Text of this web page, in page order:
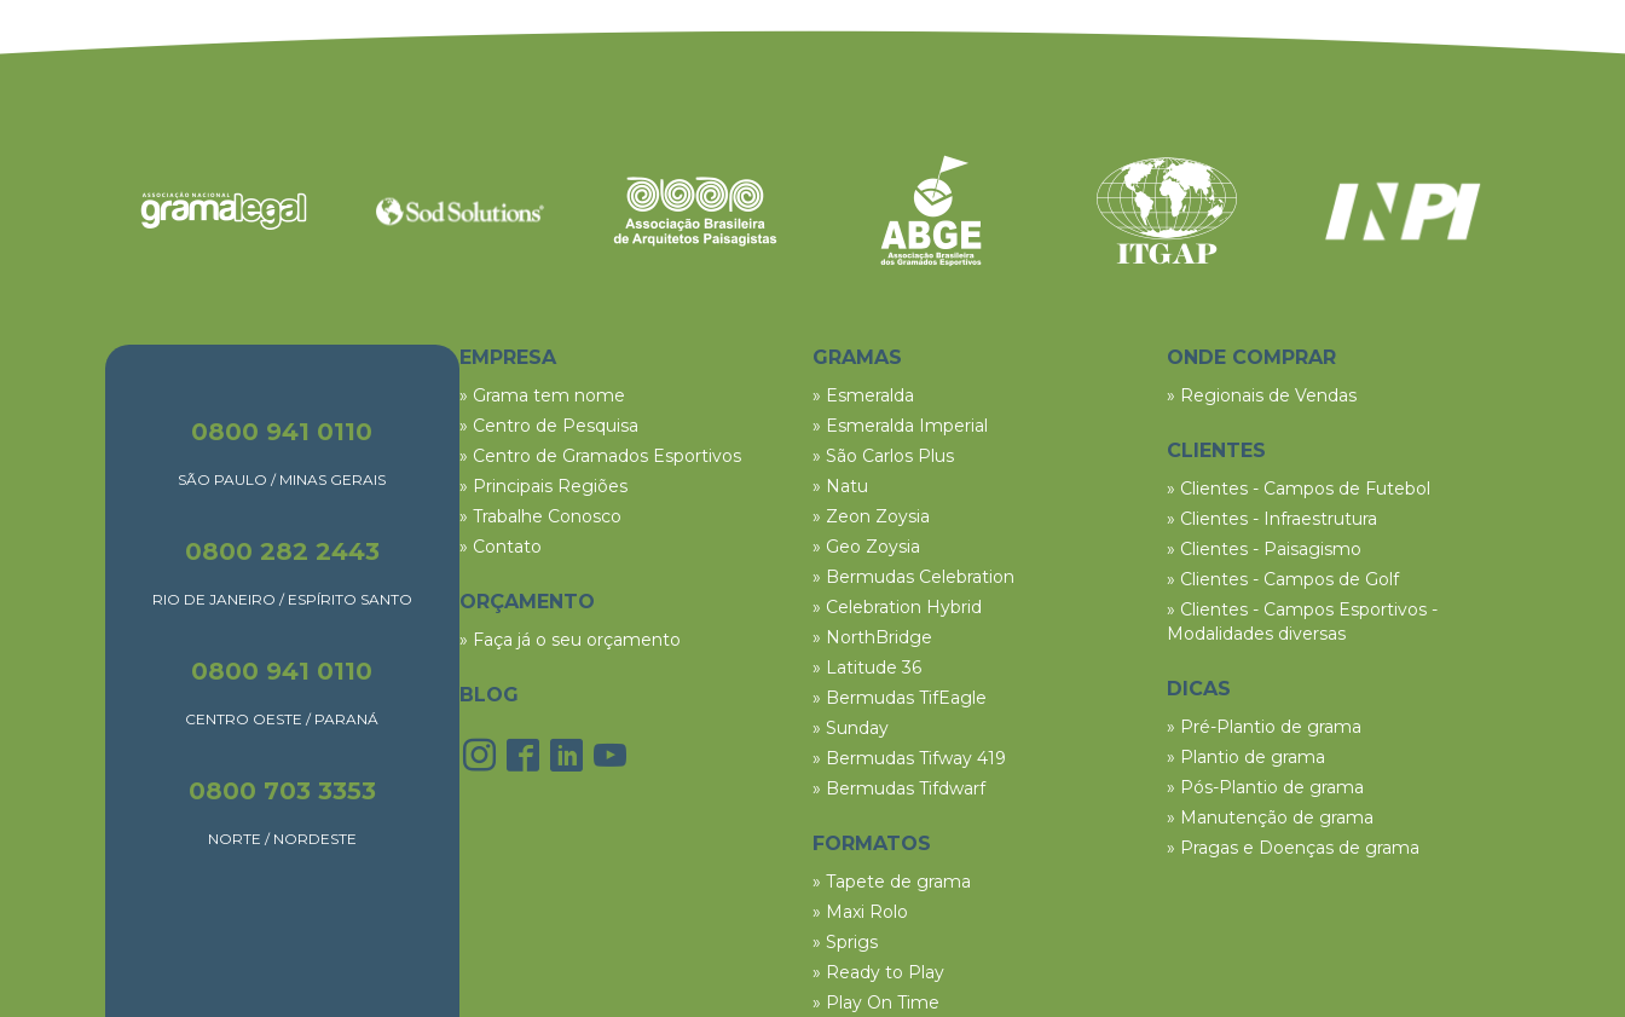
0800 941 0110
SÃO PAULO / MINAS GERAIS
0800 282 2443
RIO DE JANEIRO / ESPÍRITO SANTO
0800 941 0110
CENTRO OESTE / PARANÁ
0800 703 3353
NORTE / NORDESTE
EMPRESA
» Grama tem nome
» Centro de Pesquisa
» Centro de Gramados Esportivos
» Principais Regiões
» Trabalhe Conosco
» Contato
ORÇAMENTO
» Faça já o seu orçamento
BLOG
GRAMAS
» Esmeralda
» Esmeralda Imperial
» São Carlos Plus
» Natu
» Zeon Zoysia
» Geo Zoysia
» Bermudas Celebration
» Celebration Hybrid
» NorthBridge
» Latitude 36
» Bermudas TifEagle
» Sunday
» Bermudas Tifway 419
» Bermudas Tifdwarf
FORMATOS
» Tapete de grama
» Maxi Rolo
» Sprigs
» Ready to Play
» Play On Time
ONDE COMPRAR
» Regionais de Vendas
CLIENTES
» Clientes - Campos de Futebol
» Clientes - Infraestrutura
» Clientes - Paisagismo
» Clientes - Campos de Golf
» Clientes - Campos Esportivos -
Modalidades diversas
DICAS
» Pré-Plantio de grama
» Plantio de grama
» Pós-Plantio de grama
» Manutenção de grama
» Pragas e Doenças de grama